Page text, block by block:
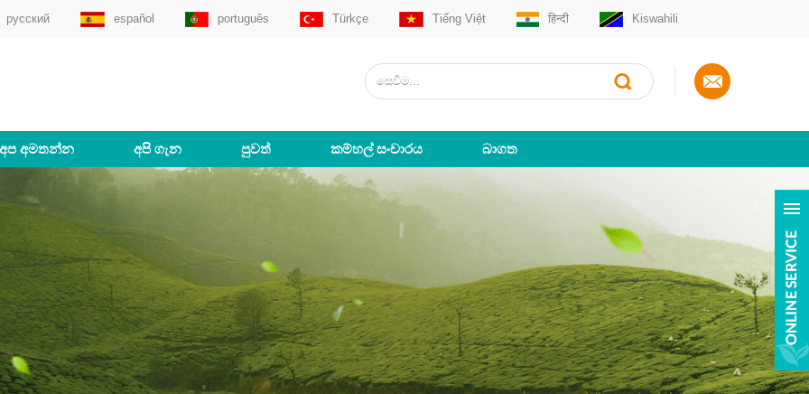
русский español português Türkçe Tiếng Việt हिन्दी Kiswahili
අප අමතන්න අපි ගැන පුවත් කම්හල් සංචාරය බාගත